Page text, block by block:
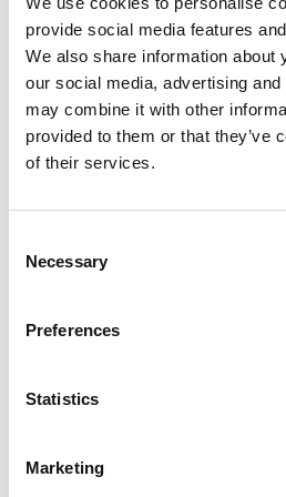
provide social media features
We also share information about
our social media, advertising
may combine it with other
provided to them or that they’ve
of their services.
Selection
Necessary
Preferences
Statistics
Marketing
się